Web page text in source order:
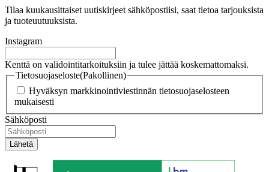
Tilaa kuukausittaiset uutiskirjeet sähköpostiisi, saat tietoa tarjouksista
ja tuoteuutuuksista.
Instagram
Kenttä on validointitarkoituksiin ja tulee jättää koskemattomaksi.
Tietosuojaseloste(Pakollinen)
Hyväksyn markkinointiviestinnän tietosuojaselosteen
mukaisesti
Sähköposti